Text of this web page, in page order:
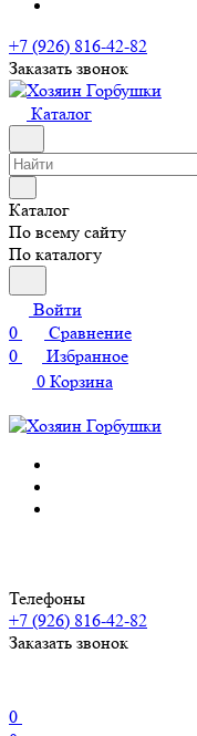
+7 (926) 816-42-82
Заказать звонок
Каталог
Каталог
По всему сайту
По каталогу
Войти
0
Сравнение
0
Избранное
0 Корзина
Телефоны
+7 (926) 816-42-82
Заказать звонок
0